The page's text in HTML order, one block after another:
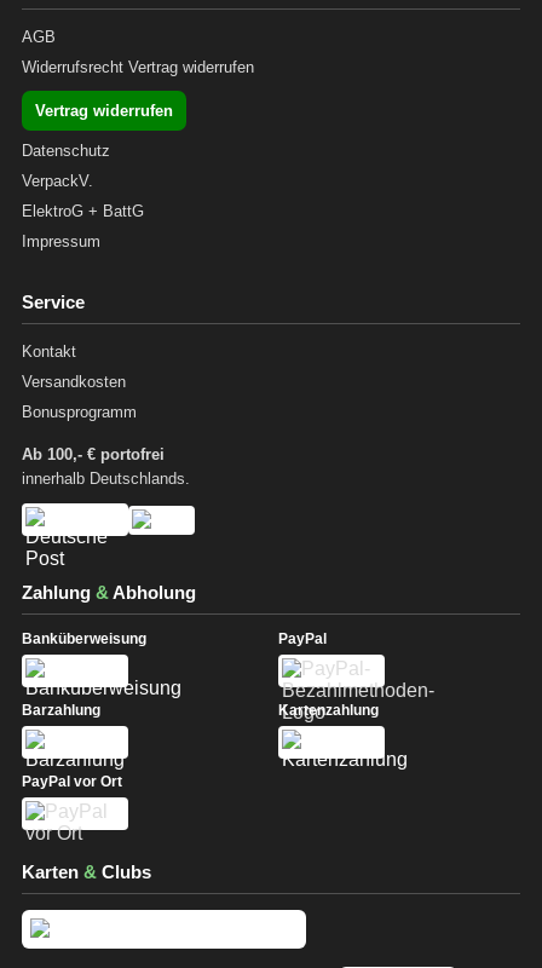
AGB
Widerrufsrecht Vertrag widerrufen
Vertrag widerrufen
Datenschutz
VerpackV.
ElektroG + BattG
Impressum
Service
Kontakt
Versandkosten
Bonusprogramm
Ab 100,- € portofrei
innerhalb Deutschlands.
Zahlung &Abholung
Banküberweisung PayPal
Barzahlung Kartenzahlung
PayPal vor Ort
Karten & Clubs